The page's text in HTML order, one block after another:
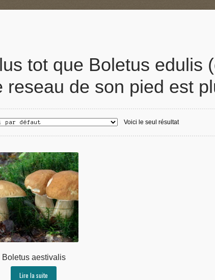
tot que Boletus edulis
reseau de son pied est
Voici le seul résultat
Boletus aestivalis
Lire la suite